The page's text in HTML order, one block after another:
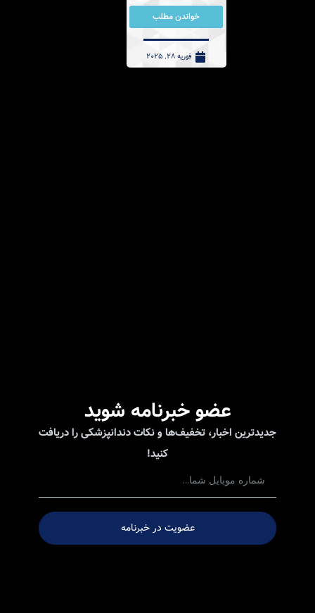
خواندن مطلب
عضو خبرنامه شوید
اخبار، تخفیف‌ها و نکات دندانپزشکی را دریافت
عضویت در خبرنامه